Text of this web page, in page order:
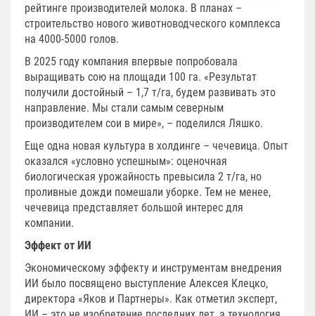
рейтинге производителей молока. В планах –
строительство нового животноводческого комплекса
на 4000-5000 голов.
В 2025 году компания впервые попробовала
выращивать сою на площади 100 га. «Результат
получили достойный – 1,7 т/га, будем развивать это
направление. Мы стали самым северным
производителем сои в мире», – поделился Ляшко.
Еще одна новая культура в холдинге – чечевица. Опыт
оказался «условно успешным»: оценочная
биологическая урожайность превысила 2 т/га, но
проливные дожди помешали уборке. Тем не менее,
чечевица представляет большой интерес для
компании.
Эффект от ИИ
Экономическому эффекту и инструментам внедрения
ИИ было посвящено выступление Алексея Клецко,
директора «Яков и Партнеры». Как отметил эксперт,